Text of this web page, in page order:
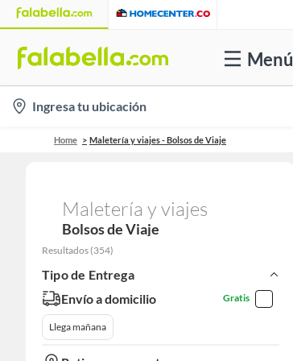
Menú
location-
icon
Ingresa tu ubicación
Home Maletería y viajes - Bolsos de Viaje
Maletería y viajes
Bolsos de Viaje
Resultados (354)
Tipo de Entrega
Envío a domicilio
Gratis
Llega mañana